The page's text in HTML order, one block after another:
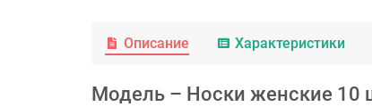
Описание Характеристики
Модель – Носки женские 10